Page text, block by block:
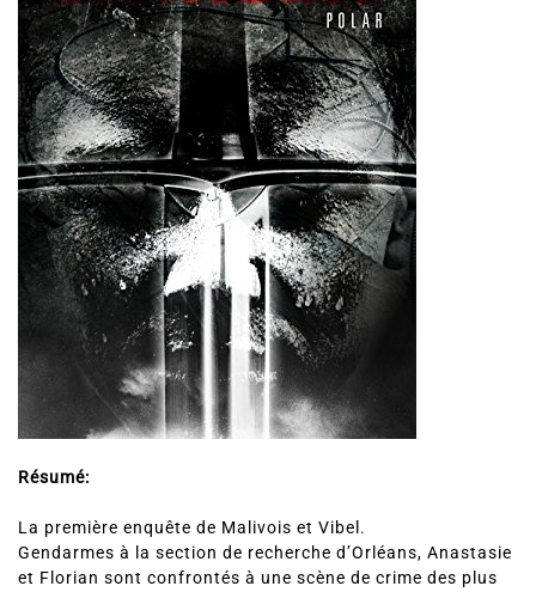
Résumé:
La première enquête de Malivois et Vibel.
Gendarmes à la section de recherche d’Orléans, Anastasie
et Florian sont confrontés à une scène de crime des plus